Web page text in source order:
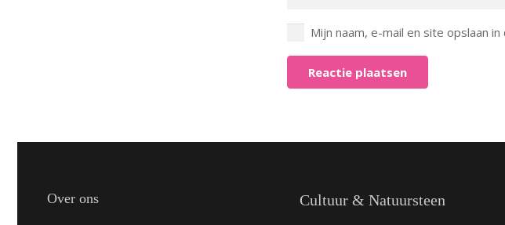
Mijn naam, e-mail en site opslaan
Reactie plaatsen
Over ons Cultuur & Natuursteen